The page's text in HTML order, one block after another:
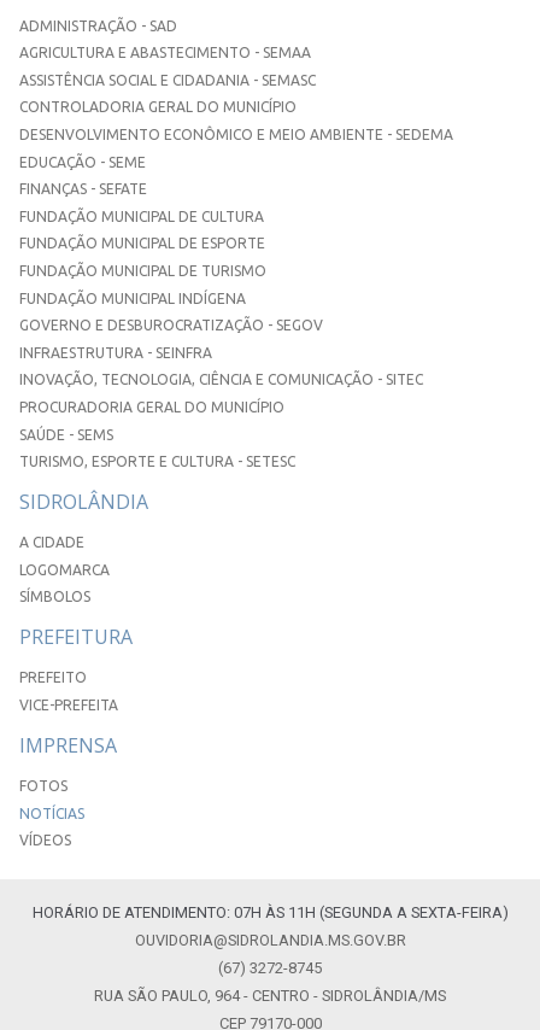
ADMINISTRAÇÃO - SAD
AGRICULTURA E ABASTECIMENTO - SEMAA
ASSISTÊNCIA SOCIAL E CIDADANIA - SEMASC
CONTROLADORIA GERAL DO MUNICÍPIO
DESENVOLVIMENTO ECONÔMICO E MEIO AMBIENTE - SEDEMA
EDUCAÇÃO - SEME
FINANÇAS - SEFATE
FUNDAÇÃO MUNICIPAL DE CULTURA
FUNDAÇÃO MUNICIPAL DE ESPORTE
FUNDAÇÃO MUNICIPAL DE TURISMO
FUNDAÇÃO MUNICIPAL INDÍGENA
GOVERNO E DESBUROCRATIZAÇÃO - SEGOV
INFRAESTRUTURA - SEINFRA
INOVAÇÃO, TECNOLOGIA, CIÊNCIA E COMUNICAÇÃO - SITEC
PROCURADORIA GERAL DO MUNICÍPIO
SAÚDE - SEMS
TURISMO, ESPORTE E CULTURA - SETESC
SIDROLÂNDIA
A CIDADE
LOGOMARCA
SÍMBOLOS
PREFEITURA
PREFEITO
VICE-PREFEITA
IMPRENSA
FOTOS
NOTÍCIAS
VÍDEOS
HORÁRIO DE ATENDIMENTO: 07H ÀS 11H (SEGUNDA A SEXTA-FEIRA)
OUVIDORIA@SIDROLANDIA.MS.GOV.BR
(67) 3272-8745
RUA SÃO PAULO, 964 - CENTRO - SIDROLÂNDIA/MS
CEP 79170-000